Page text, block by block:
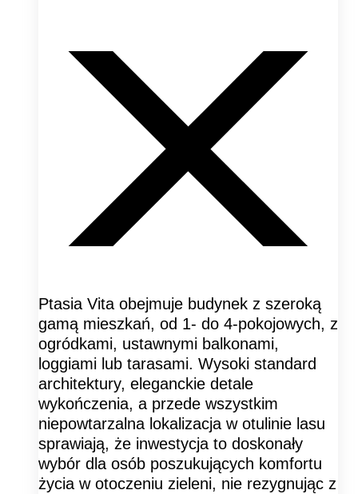
Ptasia Vita obejmuje budynek z szeroką
gamą mieszkań, od 1- do 4-pokojowych, z
ogródkami, ustawnymi balkonami,
loggiami lub tarasami. Wysoki standard
architektury, eleganckie detale
wykończenia, a przede wszystkim
niepowtarzalna lokalizacja w otulinie lasu
sprawiają, że inwestycja to doskonały
wybór dla osób poszukujących komfortu
życia w otoczeniu zieleni, nie rezygnując z